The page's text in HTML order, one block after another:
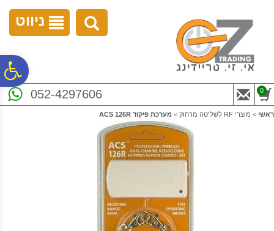
נגישות
ניווט
052-4297606 0
ראשי > מוצרי RF לשליטה מרחוק > מערכת פיקוד ACS 126R